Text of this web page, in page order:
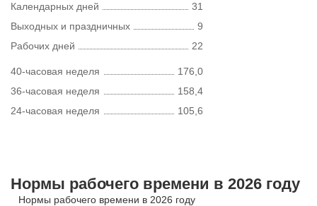
Календарных дней
31
Выходных и праздничных
9
Рабочих дней
22
40-часовая неделя
176,0
36-часовая неделя
158,4
24-часовая неделя
105,6
Нормы рабочего времени в 2026 году
Нормы рабочего времени в 2026 году